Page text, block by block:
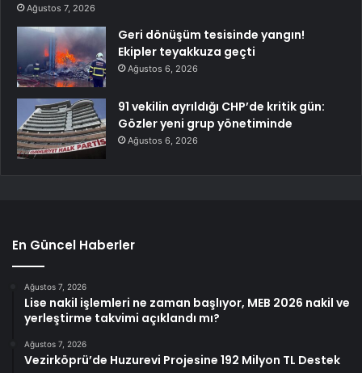
Ağustos 7, 2026
Geri dönüşüm tesisinde yangın!
Ekipler teyakkuza geçti
Ağustos 6, 2026
91 vekilin ayrıldığı CHP’de kritik gün:
Gözler yeni grup yönetiminde
Ağustos 6, 2026
En Güncel Haberler
Ağustos 7, 2026
Lise nakil işlemleri ne zaman başlıyor, MEB 2026 nakil ve
yerleştirme takvimi açıklandı mı?
Ağustos 7, 2026
Vezirköprü’de Huzurevi Projesine 192 Milyon TL Destek